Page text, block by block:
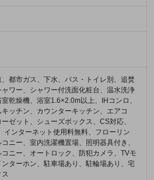
都市ガス、下水、バス・トイレ別、追焚
ャワー、シャワー付洗面化粧台、温水洗浄
乾燥機、浴室1.6×2.0m以上、IHコンロ、
キッチン、カウンターキッチン、エアコ
ゼット、シューズボックス、CS対応、
インターネット使用料無料、フローリン
ニー、室内洗濯機置場、照明器具付き、
ニー、オートロック、防犯カメラ、TVモ
ンターホン、駐車場あり、駐輪場あり、宅
ス